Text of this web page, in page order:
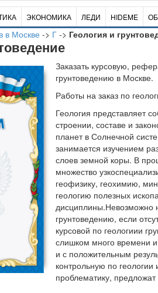
ЭКОНОМИКА ЛЕДИ HIDEME
в Москве -> Г -> Геология и
Заказать курсовую,
грунтоведению в Москве.
Работы на заказ по
Геология представляет
строении, составе и
планет в Солнечной
занимается изучением
слоев земной коры. В
множество
геофизику, геохимию,
геологию полезных
дисциплины.Невозможно
грунтоведению, если
курсовой по геологиии
слишком много времени
и с положительным
контрольную по геологии
проблематику,